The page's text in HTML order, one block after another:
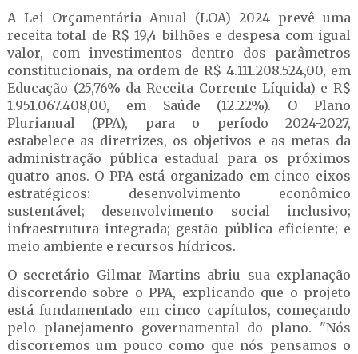
A Lei Orçamentária Anual (LOA) 2024 prevê uma
receita total de R$ 19,4 bilhões e despesa com igual
valor, com investimentos dentro dos parâmetros
constitucionais, na ordem de R$ 4.111.208.524,00, em
Educação (25,76% da Receita Corrente Líquida) e R$
1.951.067.408,00, em Saúde (12.22%). O Plano
Plurianual (PPA), para o período 2024-2027,
estabelece as diretrizes, os objetivos e as metas da
administração pública estadual para os próximos
quatro anos. O PPA está organizado em cinco eixos
estratégicos: desenvolvimento econômico
sustentável; desenvolvimento social inclusivo;
infraestrutura integrada; gestão pública eficiente; e
meio ambiente e recursos hídricos.
O secretário Gilmar Martins abriu sua explanação
discorrendo sobre o PPA, explicando que o projeto
está fundamentado em cinco capítulos, começando
pelo planejamento governamental do plano. "Nós
discorremos um pouco como que nós pensamos o